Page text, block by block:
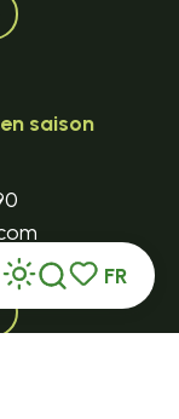
Voir les
Recherche
FR
saison